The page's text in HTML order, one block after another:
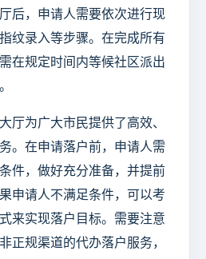
后，申请人需要依次进行现
纹录入等步骤。在完成所有
在规定时间内等候社区派出
厅为广大市民提供了高效、
。在申请落户前，申请人需
件，做好充分准备，并提前
申请人不满足条件，可以考
来实现落户目标。需要注意
正规渠道的代办落户服务，